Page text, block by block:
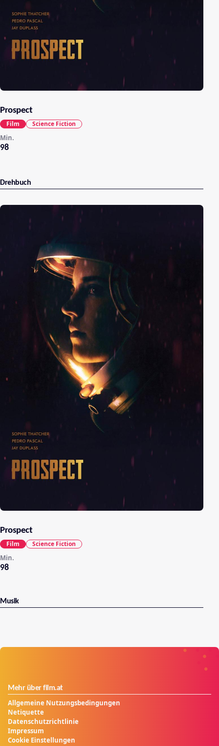
Prospect
98
Min.
Film Science Fiction
Drehbuch
Prospect
98
Min.
Film Science Fiction
Musik
Mehr über film.at
Allgemeine Nutzungsbedingungen
Netiquette
Datenschutzrichtlinie
Impressum
Cookie Einstellungen